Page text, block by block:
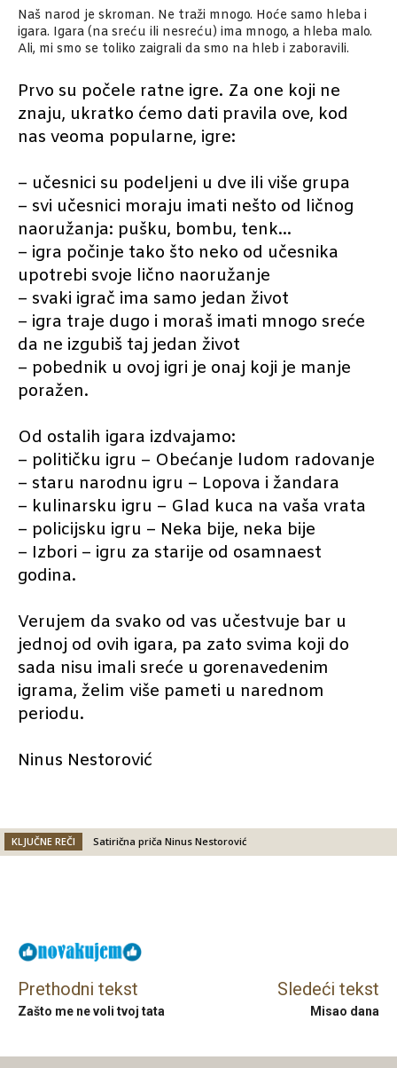
Naš narod je skroman. Ne traži mnogo. Hoće samo hleba i
igara. Igara (na sreću ili nesreću) ima mnogo, a hleba malo.
Ali, mi smo se toliko zaigrali da smo na hleb i zaboravili.
Prvo su počele ratne igre. Za one koji ne
znaju, ukratko ćemo dati pravila ove, kod
nas veoma popularne, igre:
– učesnici su podeljeni u dve ili više grupa
– svi učesnici moraju imati nešto od ličnog
naoružanja: pušku, bombu, tenk…
– igra počinje tako što neko od učesnika
upotrebi svoje lično naoružanje
– svaki igrač ima samo jedan život
– igra traje dugo i moraš imati mnogo sreće
da ne izgubiš taj jedan život
– pobednik u ovoj igri je onaj koji je manje
poražen.
Od ostalih igara izdvajamo:
– političku igru – Obećanje ludom radovanje
– staru narodnu igru – Lopova i žandara
– kulinarsku igru – Glad kuca na vaša vrata
– policijsku igru – Neka bije, neka bije
– Izbori – igru za starije od osamnaest
godina.
Verujem da svako od vas učestvuje bar u
jednoj od ovih igara, pa zato svima koji do
sada nisu imali sreće u gorenavedenim
igrama, želim više pameti u narednom
periodu.
Ninus Nestorović
KLJUČNE REČI Satirična priča Ninus Nestorović
Prethodni tekst
Zašto me ne voli tvoj tata
Sledeći tekst
Misao dana